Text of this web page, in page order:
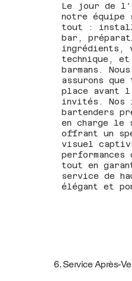
Le jour de
notre équipe
tout :
bar,
ingrédients,
technique,
barmans.
assurons
place avant
invités.
bartenders
en charge le
offrant un
visuel
performances
tout en
service de
élégant et
6. Service Après-